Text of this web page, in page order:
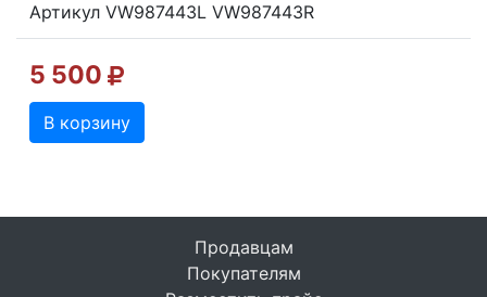
Артикул VW987443L VW987443R
5 500
В корзину
Продавцам
Покупателям